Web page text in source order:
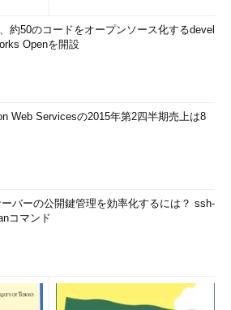
約50のコードをオープンソース化するdevel
Openを開設
Web Servicesの2015年第2四半期売上は8
バーの公開鍵管理を効率化するには？ ssh-
コマンド